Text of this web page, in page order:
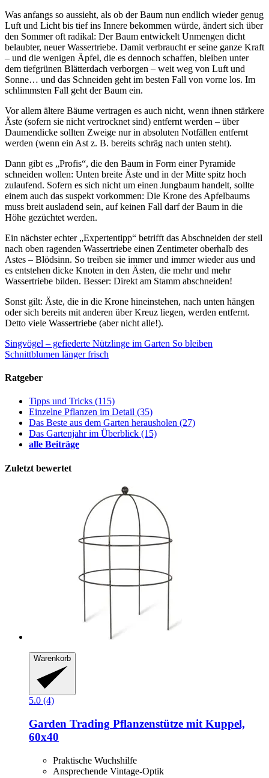
Was anfangs so aussieht, als ob der Baum nun endlich wieder genug
Luft und Licht bis tief ins Innere bekommen würde, ändert sich über
den Sommer oft radikal: Der Baum entwickelt Unmengen dicht
belaubter, neuer Wassertriebe. Damit verbraucht er seine ganze Kraft
– und die wenigen Äpfel, die es dennoch schaffen, bleiben unter
dem tiefgrünen Blätterdach verborgen – weit weg von Luft und
Sonne… und das Schneiden geht im besten Fall von vorne los. Im
schlimmsten Fall geht der Baum ein.
Vor allem ältere Bäume vertragen es auch nicht, wenn ihnen stärkere
Äste (sofern sie nicht vertrocknet sind) entfernt werden – über
Daumendicke sollten Zweige nur in absoluten Notfällen entfernt
werden (wenn ein Ast z. B. bereits schräg nach unten steht).
Dann gibt es „Profis“, die den Baum in Form einer Pyramide
schneiden wollen: Unten breite Äste und in der Mitte spitz hoch
zulaufend. Sofern es sich nicht um einen Jungbaum handelt, sollte
einem auch das suspekt vorkommen: Die Krone des Apfelbaums
muss breit ausladend sein, auf keinen Fall darf der Baum in die
Höhe gezüchtet werden.
Ein nächster echter „Expertentipp“ betrifft das Abschneiden der steil
nach oben ragenden Wassertriebe einen Zentimeter oberhalb des
Astes – Blödsinn. So treiben sie immer und immer wieder aus und
es entstehen dicke Knoten in den Ästen, die mehr und mehr
Wassertriebe bilden. Besser: Direkt am Stamm abschneiden!
Sonst gilt: Äste, die in die Krone hineinstehen, nach unten hängen
oder sich bereits mit anderen über Kreuz liegen, werden entfernt.
Detto viele Wassertriebe (aber nicht alle!).
Singvögel – gefiederte Nützlinge im Garten So bleiben
Schnittblumen länger frisch
Ratgeber
Tipps und Tricks (115)
Einzelne Pflanzen im Detail (35)
Das Beste aus dem Garten herausholen (27)
Das Gartenjahr im Überblick (15)
alle Beiträge
Zuletzt bewertet
Warenkorb
5.0 (4)
Garden Trading Pflanzenstütze mit Kuppel,
60x40
Praktische Wuchshilfe
Ansprechende Vintage-Optik